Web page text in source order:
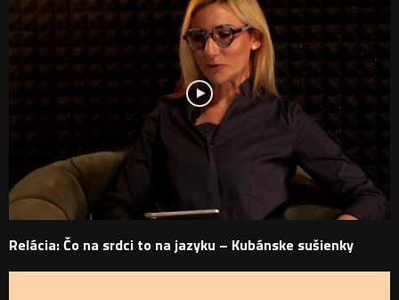
Relácia: Čo na srdci to na jazyku – Kubánske sušienky